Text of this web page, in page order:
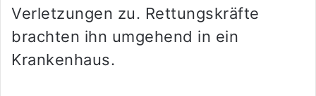
Verletzungen zu. Rettungskräfte
brachten ihn umgehend in ein
Krankenhaus.